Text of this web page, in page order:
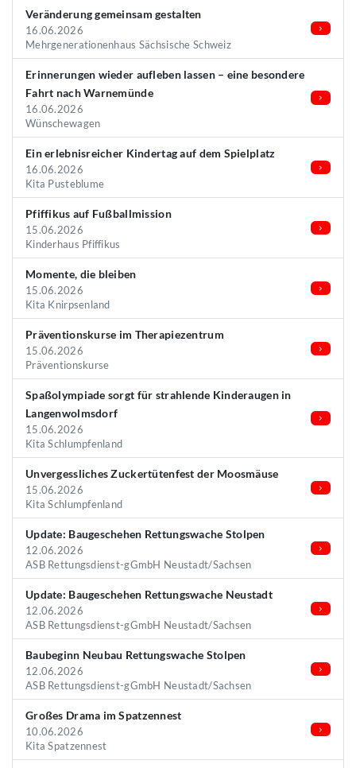
Veränderung gemeinsam gestalten
16.06.2026
Mehrgenerationenhaus Sächsische Schweiz
Erinnerungen wieder aufleben lassen – eine besondere
Fahrt nach Warnemünde
16.06.2026
Wünschewagen
Ein erlebnisreicher Kindertag auf dem Spielplatz
16.06.2026
Kita Pusteblume
Pfiffikus auf Fußballmission
15.06.2026
Kinderhaus Pfiffikus
Momente, die bleiben
15.06.2026
Kita Knirpsenland
Präventionskurse im Therapiezentrum
15.06.2026
Präventionskurse
Spaßolympiade sorgt für strahlende Kinderaugen in
Langenwolmsdorf
15.06.2026
Kita Schlumpfenland
Unvergessliches Zuckertütenfest der Moosmäuse
15.06.2026
Kita Schlumpfenland
Update: Baugeschehen Rettungswache Stolpen
12.06.2026
ASB Rettungsdienst-gGmbH Neustadt/Sachsen
Update: Baugeschehen Rettungswache Neustadt
12.06.2026
ASB Rettungsdienst-gGmbH Neustadt/Sachsen
Baubeginn Neubau Rettungswache Stolpen
12.06.2026
ASB Rettungsdienst-gGmbH Neustadt/Sachsen
Großes Drama im Spatzennest
10.06.2026
Kita Spatzennest